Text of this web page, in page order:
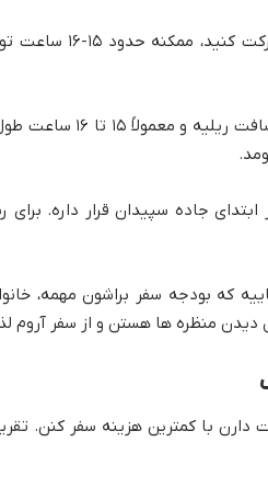
طولانی ترین زمان سفر رو
از تهران تا شیراز حدود ۹۲۴
جاده سپیدان قرار داره.
که بودجه سفر براشون مهمه،
منظره ها هستن و از سفر آروم
با کمترین هزینه سفر کنن.